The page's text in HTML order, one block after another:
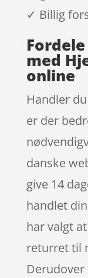
✓ Billig
med
online
Handler
er der
danske
give 14
handlet
har valgt
returret til